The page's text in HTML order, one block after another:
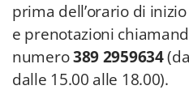
prima dell’orario di
e prenotazioni
numero389 2959634
dalle 15.00 alle 18.00).